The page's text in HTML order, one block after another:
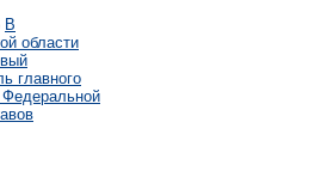
В
области
главного